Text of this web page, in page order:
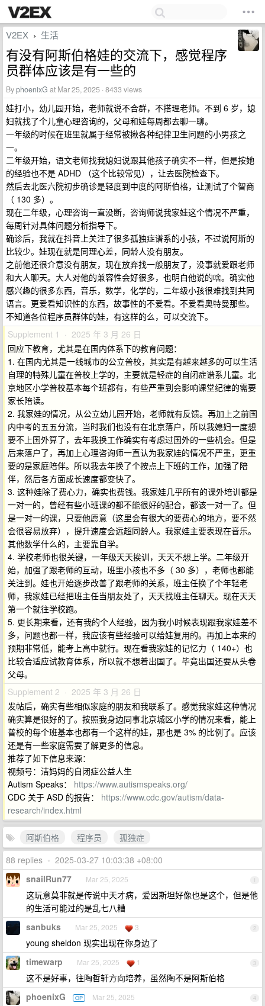
V2EX › 生活
有没有阿斯伯格娃的交流下，感觉程序
员群体应该是有一些的
ByphoenixG at Mar 25, 2025 · 8433 views
娃打小，幼儿园开始，老师就说不合群，不搭理老师。不到 6 岁，媳
妇就找了个儿童心理咨询的，父母和娃每周都去聊一聊。
一年级的时候在班里就属于经常被揪各种纪律卫生问题的小男孩之
一。
二年级开始，语文老师找我媳妇说跟其他孩子确实不一样，但是按她
的经验也不是 ADHD （这个比较常见），让去医院检查下。
然后去北医六院初步确诊是轻度到中度的阿斯伯格，让测试了个智商
（ 130 多）。
现在二年级，心理咨询一直没断，咨询师说我家娃这个情况不严重，
每周针对具体问题分析指导下。
确诊后，我就在抖音上关注了很多孤独症谱系的小孩，不过说阿斯的
比较少。娃现在就是同理心差，同龄人没有朋友。
之前他还很介意没有朋友，现在放弃找一般朋友了，没事就爱跟老师
和大人聊天。大人对他的兼容性会好很多，也明白他说的啥。确实他
感兴趣的很多东西，音乐，数学，化学的，二年级小孩很难找到共同
语言。更爱看知识性的东西，故事性的不爱看。不爱看奥特曼那些。
不知道各位程序员群体的娃，有这样的么，可以交流下。
Supplement 1 · 2025 年 3 月 26 日
回应下教育，尤其是在国内体系下的教育问题：
1. 在国内尤其是一线城市的公立普校，其实是有越来越多的可以生活
自理的特殊儿童在普校上学的，主要就是轻症的自闭症谱系儿童。北
京地区小学普校基本每个班都有，有些严重到会影响课堂纪律的需要
家长陪读。
2. 我家娃的情况，从公立幼儿园开始，老师就有反馈。再加上之前国
内中考的五五分流，当时我们也没有在北京落户，所以我媳妇一度想
要不上国外算了，去年我换工作确实有考虑过国外的一些机会。但是
后来落户了，再加上心理咨询师一直认为我家娃的情况不严重，更重
要的是家庭陪伴。所以我去年换了个按点上下班的工作，加强了陪
伴，然后各方面成长速度都变快了。
3. 这种娃除了费心力，确实也费钱。我家娃几乎所有的课外培训都是
一对一的，曾经有些小班课的都不能很好的配合，都该一对一了。但
是一对一的课，只要他愿意（这里会有很大的要费心的地方，要不然
会很容易放弃），提升速度会远超同龄人。我家娃主要表现在音乐。
其他数学什么的，主要靠自学。
4. 学校老师也很关键，一年级天天挨训，天天不想上学。二年级开
始，加强了跟老师的互动，班里小孩也不多（ 30 多），老师也都能
关注到。娃也开始逐步改善了跟老师的关系，班主任换了个年轻老
师，我家娃已经把班主任当朋友处了，天天找班主任聊天。现在天天
第一个就往学校跑。
5. 更长期来看，还有我的个人经验，因为我小时候表现跟我家娃差不
多，问题也都一样，我应该有些经验可以给娃复用的。再加上本来的
预期非常低，能考上高中就行。现在看我家娃的记忆力（ 140+）也
比较合适应试教育体系，所以就不想着出国了。毕竟出国还要从头卷
父母。
Supplement 2 · 2025 年 3 月 26 日
发帖后，确实有些相似家庭的朋友和我联系了。感觉我家娃这种情况
确实算是很好的了。按照我身边同事北京城区小学的情况来看，能上
普校的每个班基本也都有一个这样的娃，那也是 3% 的比例了。应该
还是有一些家庭需要了解更多的信息。
推荐了如下信息来源：
视频号：洁妈妈的自闭症公益人生
Autism Speaks： https://www.autismspeaks.org/
CDC 关于 ASD 的报告： https://www.cdc.gov/autism/data-
research/index.html
阿斯伯格 程序员
孤独症
88 replies • 2025-03-27 10:03:38 +08:00
1
snailRun77 Mar 25, 2025
这玩意莫非就是传说中天才病，爱因斯坦好像也是这个，但是他
的生活可能过的是乱七八糟
2
sanbuks Mar 25, 2025 3
young sheldon 现实出现在你身边了
3
timewarp Mar 25, 2025 1
这不是好事，往陶哲轩方向培养，虽然陶不是阿斯伯格
4
phoenixG OP Mar 25, 2025